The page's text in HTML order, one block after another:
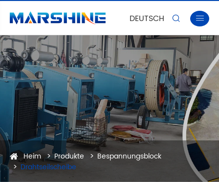
DEUTSCH  
Heim Produkte
Bespannungsblock
Drahtseilscheibe